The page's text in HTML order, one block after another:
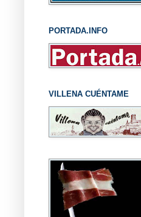
PORTADA.INFO
VILLENA CUÉNTAME